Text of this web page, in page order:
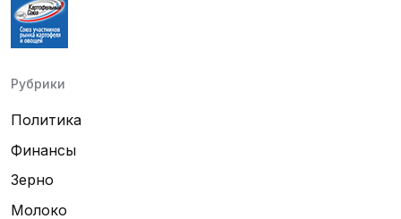
Рубрики
Политика
Финансы
Зерно
Молоко